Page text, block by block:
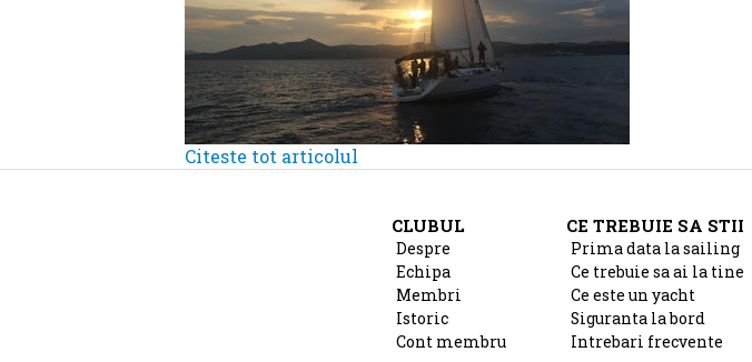
Citeste tot articolul
CLUBUL
Despre
Echipa
Membri
Istoric
Cont membru
CE TREBUIE SA STII
Prima data la sailing
Ce trebuie sa ai la tine
Ce este un yacht
Siguranta la bord
Intrebari frecvente